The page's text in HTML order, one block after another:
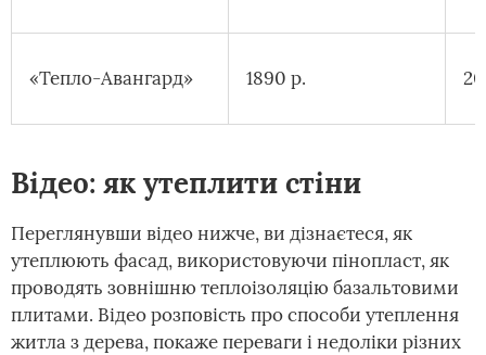
«Тепло-Авангард» 1890 р.
Відео: як утеплити стіни
Переглянувши відео нижче, ви дізнаєтеся, як
утеплюють фасад, використовуючи пінопласт, як
проводять зовнішню теплоізоляцію базальтовими
плитами. Відео розповість про способи утеплення
житла з дерева, покаже переваги і недоліки різних